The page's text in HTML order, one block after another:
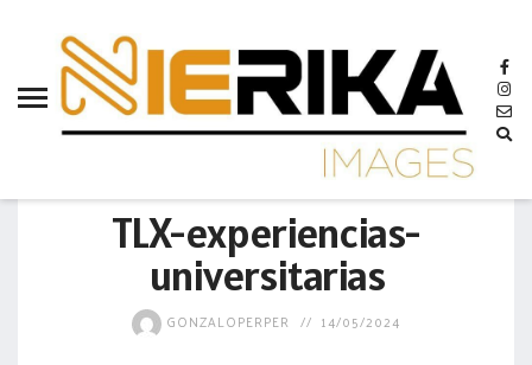
TLX-experiencias-
universitarias
GONZALOPERPER 14/05/2024
aamtlax
abanderamiento